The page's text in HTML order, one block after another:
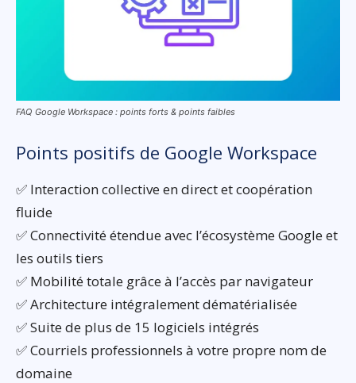
FAQ Google Workspace : points forts & points faibles
Points positifs de Google Workspace
✅ Interaction collective en direct et coopération
fluide
✅ Connectivité étendue avec l’écosystème Google et
les outils tiers
✅ Mobilité totale grâce à l’accès par navigateur
✅ Architecture intégralement dématérialisée
✅ Suite de plus de 15 logiciels intégrés
✅ Courriels professionnels à votre propre nom de
domaine